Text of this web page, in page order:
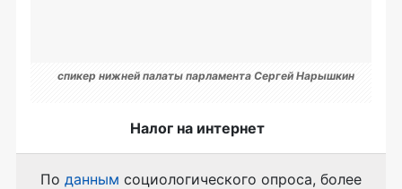
спикер нижней палаты парламента Сергей Нарышкин
Налог на интернет
По данным социологического опроса, более